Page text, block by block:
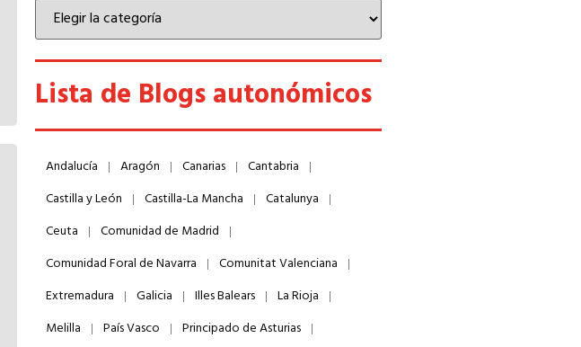
Lista de Blogs autonómicos
Andalucía Aragón Canarias
Cantabria
Castilla y León
Castilla-La Mancha
Catalunya
Ceuta
Comunidad de Madrid
Comunidad Foral de Navarra
Comunitat Valenciana
Extremadura
Galicia Illes Balears
La Rioja
Melilla
País Vasco
Principado de Asturias